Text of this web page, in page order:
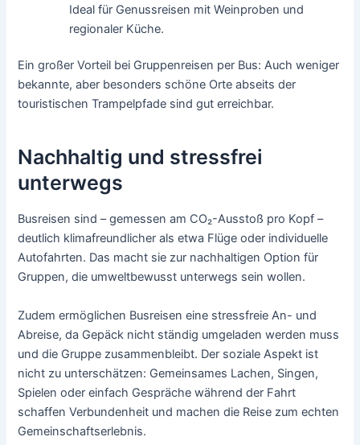
Ideal für Genussreisen mit Weinproben und
regionaler Küche.
Ein großer Vorteil bei Gruppenreisen per Bus: Auch weniger
bekannte, aber besonders schöne Orte abseits der
touristischen Trampelpfade sind gut erreichbar.
Nachhaltig und stressfrei
unterwegs
Busreisen sind – gemessen am CO₂-Ausstoß pro Kopf –
deutlich klimafreundlicher als etwa Flüge oder individuelle
Autofahrten. Das macht sie zur nachhaltigen Option für
Gruppen, die umweltbewusst unterwegs sein wollen.
Zudem ermöglichen Busreisen eine stressfreie An- und
Abreise, da Gepäck nicht ständig umgeladen werden muss
und die Gruppe zusammenbleibt. Der soziale Aspekt ist
nicht zu unterschätzen: Gemeinsames Lachen, Singen,
Spielen oder einfach Gespräche während der Fahrt
schaffen Verbundenheit und machen die Reise zum echten
Gemeinschaftserlebnis.